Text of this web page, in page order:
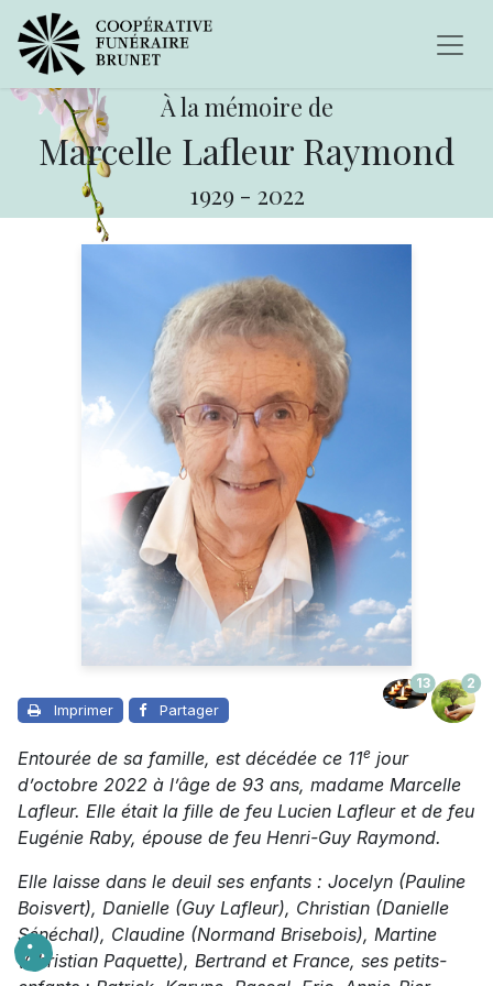
À la mémoire de
Marcelle Lafleur Raymond
1929 - 2022
Imprimer Partager
13 2
Entourée de sa famille, est décédée ce 11e jour
d’octobre 2022 à l’âge de 93 ans, madame Marcelle
Lafleur. Elle était la fille de feu Lucien Lafleur et de feu
Eugénie Raby, épouse de feu Henri-Guy Raymond.
Elle laisse dans le deuil ses enfants : Jocelyn (Pauline
Boisvert), Danielle (Guy Lafleur), Christian (Danielle
Sénéchal), Claudine (Normand Brisebois), Martine
(Christian Paquette), Bertrand et France, ses petits-